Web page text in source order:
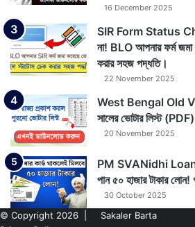
16 December 2025
SIR Form Status
না! BLO আপনার ফর্ম জমা
করার সহজ পদ্ধতি।
22 November 2025
West Bengal Old
সালের ভোটার লিস্ট
20 November 2025
PM SVANidhi Loan :
পান ৫০ হাজার টাকার লোন!
30 October 2025
© Copyright 2026 |
Sakaler Barta